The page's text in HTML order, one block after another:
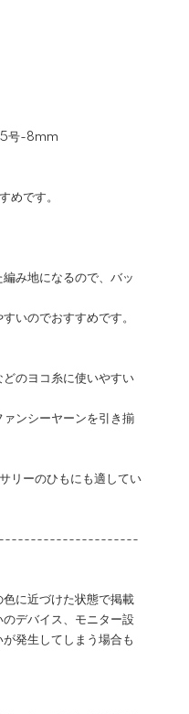
号-8mm
めです。
み地になるので、バッ
いのでおすすめです。
のヨコ糸に使いやすい
ンシーヤーンを引き揃
リーのひもにも適してい
に近づけた状態で掲載
デバイス、モニター設
発生してしまう場合も